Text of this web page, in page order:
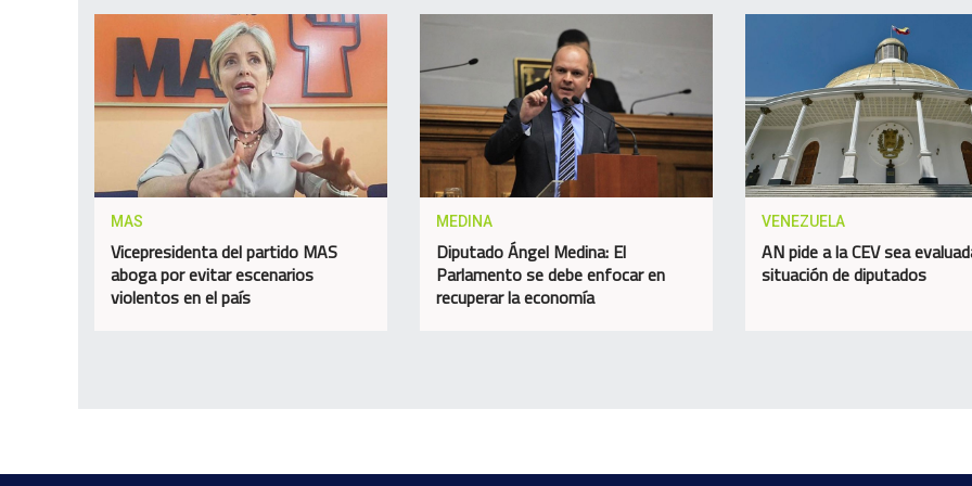
MAS
Vicepresidenta del partido MAS
aboga por evitar escenarios
violentos en el país
MEDINA
Diputado Ángel Medina: El
Parlamento se debe enfocar en
recuperar la economía
VENEZUELA
AN pide a la CEV sea
situación de diputados